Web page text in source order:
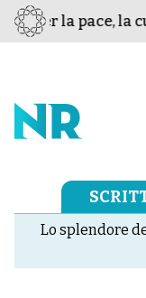
per la pace, la
Lo splendore